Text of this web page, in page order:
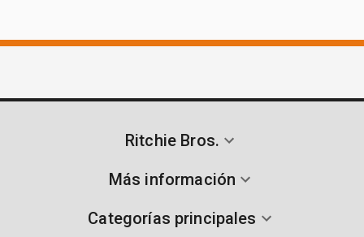
Ritchie Bros.
Más información
Categorías principales